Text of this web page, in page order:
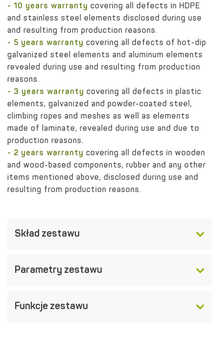
- 10 years warranty covering all defects in HDPE
and stainless steel elements disclosed during use
and resulting from production reasons.
- 5 years warranty covering all defects of hot-dip
galvanized steel elements and aluminum elements
revealed during use and resulting from production
reasons.
- 3 years warranty covering all defects in plastic
elements, galvanized and powder-coated steel,
climbing ropes and meshes as well as elements
made of laminate, revealed during use and due to
production reasons.
- 2 years warranty covering all defects in wooden
and wood-based components, rubber and any other
items mentioned above, disclosed during use and
resulting from production reasons.
Skład zestawu
Parametry zestawu
Funkcje zestawu